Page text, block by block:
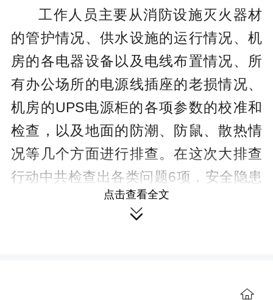
工作人员主要从消防设施灭火器材
的管护情况、供水设施的运行情况、机
房的各电器设备以及电线布置情况、所
有办公场所的电源线插座的老损情况、
机房的UPS电源柜的各项参数的校准和
检查，以及地面的防潮、防鼠、散热情
况等几个方面进行排查。在这次大排查
行动中共检查出各类问题6项，安全隐患
1处。对于发现的问题，该中心迅速进行
了整改，为优化营商环境工作进一步提
点击查看全文
